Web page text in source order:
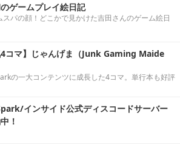
ゲームプレイ絵日記
スパの顔！どこかで見かけた吉田さんのゲーム絵日
4コマ】じゃんげま（Junk Gaming Maide
の一大コンテンツに成長した4コマ。単行本も好評
インサイド公式ディスコードサーバー
！